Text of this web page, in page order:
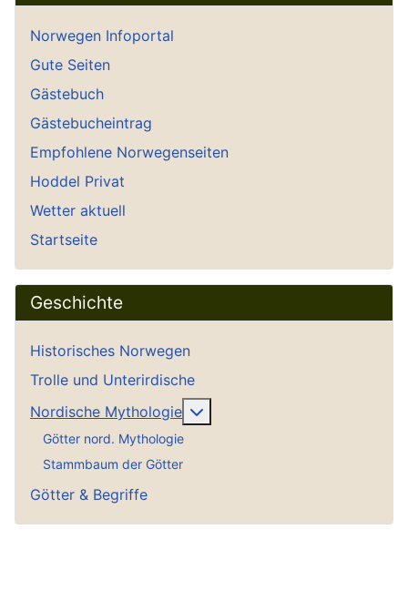
Norwegen Infoportal
Gute Seiten
Gästebuch
Gästebucheintrag
Empfohlene Norwegenseiten
Hoddel Privat
Wetter aktuell
Startseite
Geschichte
Historisches Norwegen
Trolle und Unterirdische
Nordische Mythologie
Götter nord. Mythologie
Stammbaum der Götter
Götter & Begriffe